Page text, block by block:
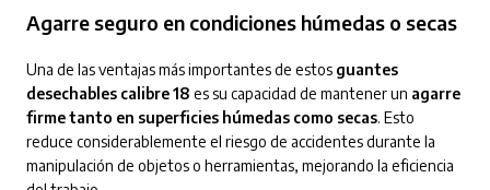
Agarre seguro en condiciones húmedas o secas
Una de las ventajas más importantes de estos guantes
desechables calibre 18 es su capacidad de mantener un agarre
firme tanto en superficies húmedas como secas. Esto
reduce considerablemente el riesgo de accidentes durante la
manipulación de objetos o herramientas, mejorando la eficiencia